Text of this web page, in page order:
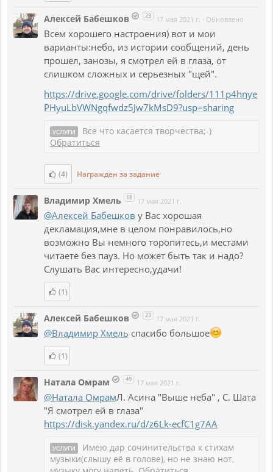
Алексей Бабешков 23 17 мая 2021 г. · Обновлено
Всем хорошего настроения) вот и мои
варианты:небо, из истории сообщений, день
прошел, занозы, я смотрел ей в глаза, от
слишком сложных и серьезных "щей".
https://drive.google.com/drive/folders/111p4hnye
PHyuLbVWNgqfwdz5Jw7kMsD9?usp=sharing
УСЛУГИ
Все что касается творчества;-)
Обратиться
(4) Награжден за задание
Владимир Хмель 18 17 мая 2021 г.
@Алексей Бабешков у Вас хорошая
декламация,мне в целом понравилось,но
возможно Вы немного торопитесь,и местами
читаете без пауз. Но может быть так и надо?
Слушать Вас интересно,удачи!
(1)
Алексей Бабешков 23 17 мая 2021 г.
@Владимир Хмель спасибо большое
(1)
Натала Омрам 49 17 мая 2021 г.
@Натала ОмрамЛ. Асина "Выше неба" , С. Шата
"Я смотрел ей в глаза"
https://disk.yandex.ru/d/z6Lk-ecfC1g7AA
УСЛУГИ
Имею дар сочинительства к стихам
музыки(слышу её в голове), но не знаю нот,